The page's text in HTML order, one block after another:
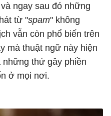
ngay sau đó những
từ "spam" không
vẫn còn phổ biến trên
mà thuật ngữ này hiện
thứ gây phiền
ở mọi nơi.